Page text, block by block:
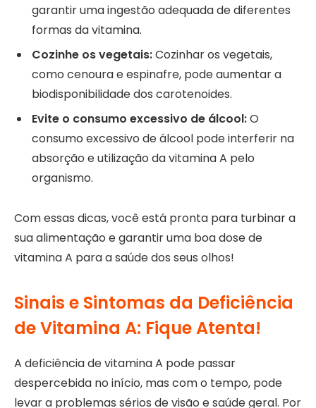
garantir uma ingestão adequada de diferentes
formas da vitamina.
Cozinhe os vegetais:Cozinhar os vegetais,
como cenoura e espinafre, pode aumentar a
biodisponibilidade dos carotenoides.
Evite o consumo excessivo de álcool:O
consumo excessivo de álcool pode interferir na
absorção e utilização da vitamina A pelo
organismo.
Com essas dicas, você está pronta para turbinar a
sua alimentação e garantir uma boa dose de
vitamina A para a saúde dos seus olhos!
Sinais e Sintomas da Deficiência
de Vitamina A: Fique Atenta!
A deficiência de vitamina A pode passar
despercebida no início, mas com o tempo, pode
levar a problemas sérios de visão e saúde geral. Por